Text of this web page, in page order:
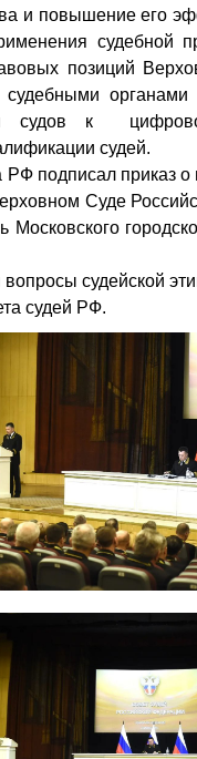
и повышение его
судебной
позиций
судебными
судов к
судей.
подписал приказ о
Суде
Московского
судейской
судей РФ.